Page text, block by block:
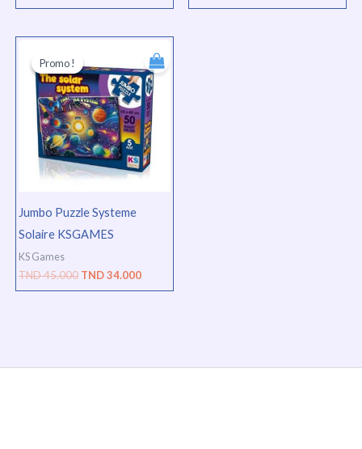
Promo !
Jumbo Puzzle Systeme
Solaire KSGAMES
Promo !
KS Games
TND45.000
initial
était :
TND
45.000.
TND34.000
prix
actuel
est :
TND
34.000.